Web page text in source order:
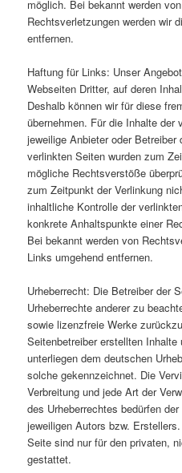
möglich. Bei bekannt werden
Rechtsverletzungen werden wir
entfernen.
Haftung für Links: Unser
Webseiten Dritter, auf deren
Deshalb können wir für diese
übernehmen. Für die Inhalte
jeweilige Anbieter oder
verlinkten Seiten wurden zum
mögliche Rechtsverstöße
zum Zeitpunkt der Verlinkung
inhaltliche Kontrolle der
konkrete Anhaltspunkte einer
Bei bekannt werden von
Links umgehend entfernen.
Urheberrecht: Die Betreiber der
Urheberrechte anderer zu
sowie lizenzfreie Werke
Seitenbetreiber erstellten
unterliegen dem deutschen
solche gekennzeichnet. Die
Verbreitung und jede Art der
des Urheberrechtes bedürfen
jeweiligen Autors bzw.
Seite sind nur für den privaten,
gestattet.